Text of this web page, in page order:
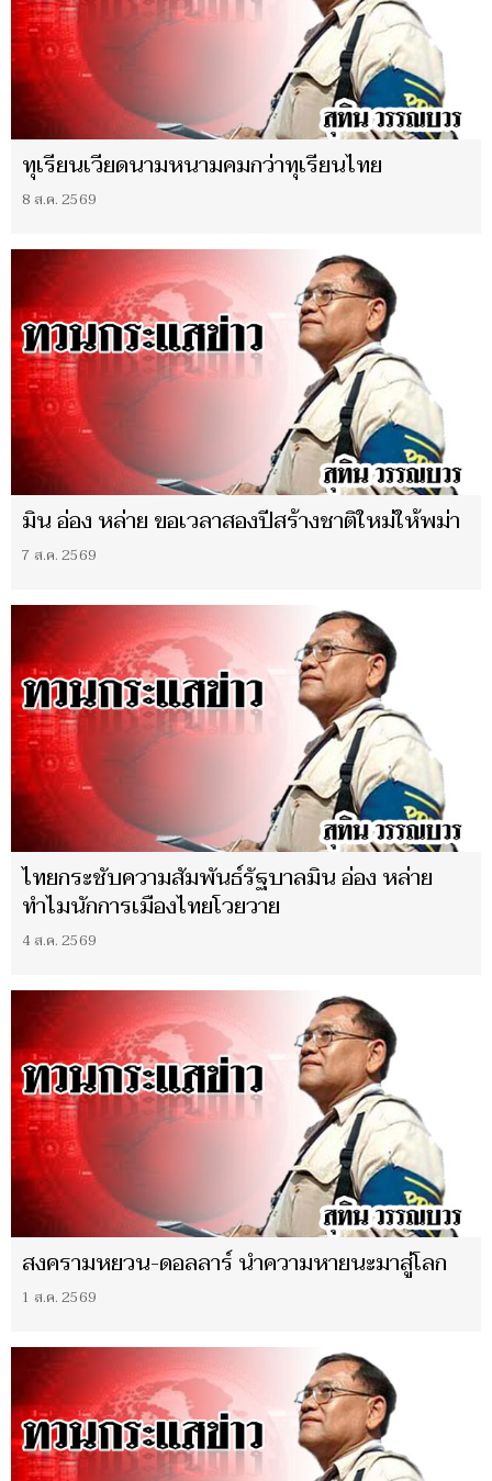
ทุเรียนเวียดนามหนามคมกว่าทุเรียนไทย
8 ส.ค. 2569
มิน อ่อง หล่าย ขอเวลาสองปีสร้างชาติใหม่ให้พม่า
7 ส.ค. 2569
ไทยกระชับความสัมพันธ์รัฐบาลมิน อ่อง หล่าย
ทำไมนักการเมืองไทยโวยวาย
4 ส.ค. 2569
สงครามหยวน-ดอลลาร์ นำความหายนะมาสู่โลก
1 ส.ค. 2569